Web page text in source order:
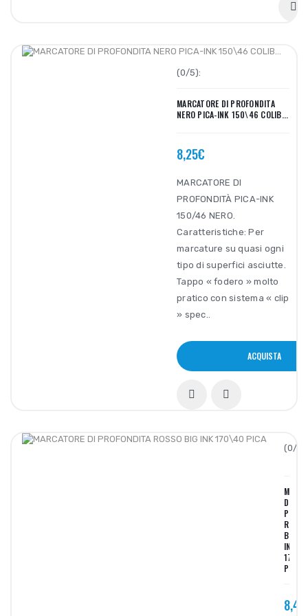
(0/5):
MARCATORE DI PROFONDITA
NERO PICA-INK 150\46 COLIB...
8,25€
MARCATORE DI
PROFONDITÀ PICA-INK
150/46 NERO.
Caratteristiche: Per
marcature su quasi ogni
tipo di superfici asciutte.
Tappo « fodero » molto
pratico con sistema « clip
» spec..
ACQUISTA
(0/5):
DI
BIG
INK
PICA